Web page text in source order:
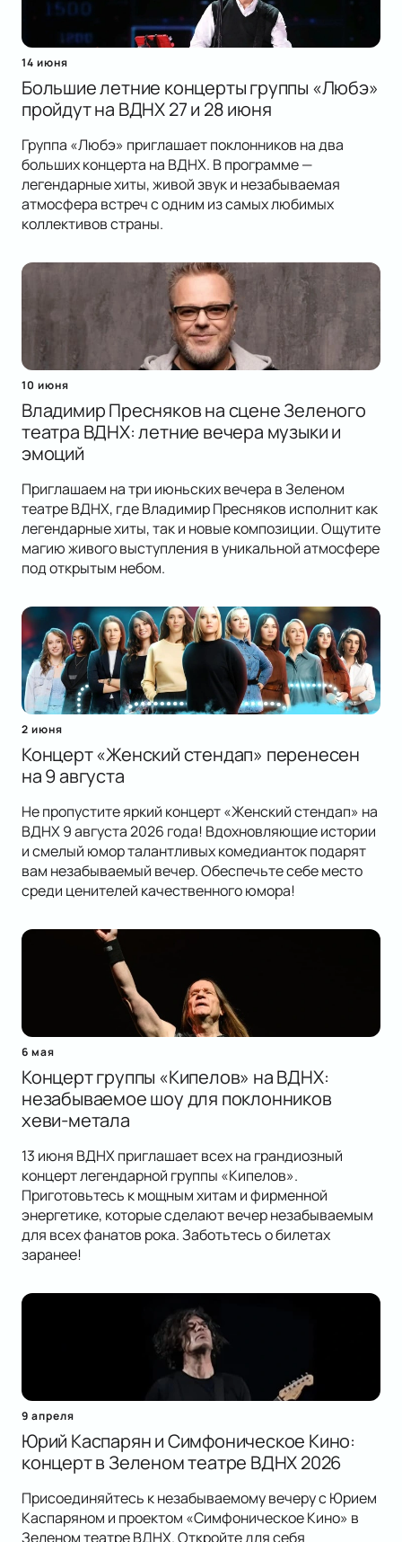
14 июня
Большие летние концерты группы «Любэ»
пройдут на ВДНХ 27 и 28 июня
Группа «Любэ» приглашает поклонников на два
больших концерта на ВДНХ. В программе —
легендарные хиты, живой звук и незабываемая
атмосфера встреч с одним из самых любимых
коллективов страны.
10 июня
Владимир Пресняков на сцене Зеленого
театра ВДНХ: летние вечера музыки и
эмоций
Приглашаем на три июньских вечера в Зеленом
театре ВДНХ, где Владимир Пресняков исполнит как
легендарные хиты, так и новые композиции. Ощутите
магию живого выступления в уникальной атмосфере
под открытым небом.
2 июня
Концерт «Женский стендап» перенесен
на 9 августа
Не пропустите яркий концерт «Женский стендап» на
ВДНХ 9 августа 2026 года! Вдохновляющие истории
и смелый юмор талантливых комедианток подарят
вам незабываемый вечер. Обеспечьте себе место
среди ценителей качественного юмора!
6 мая
Концерт группы «Кипелов» на ВДНХ:
незабываемое шоу для поклонников
хеви-метала
13 июня ВДНХ приглашает всех на грандиозный
концерт легендарной группы «Кипелов».
Приготовьтесь к мощным хитам и фирменной
энергетике, которые сделают вечер незабываемым
для всех фанатов рока. Заботьтесь о билетах
заранее!
9 апреля
Юрий Каспарян и Симфоническое Кино:
концерт в Зеленом театре ВДНХ 2026
Присоединяйтесь к незабываемому вечеру с Юрием
Каспаряном и проектом «Симфоническое Кино» в
Зеленом театре ВДНХ. Откройте для себя